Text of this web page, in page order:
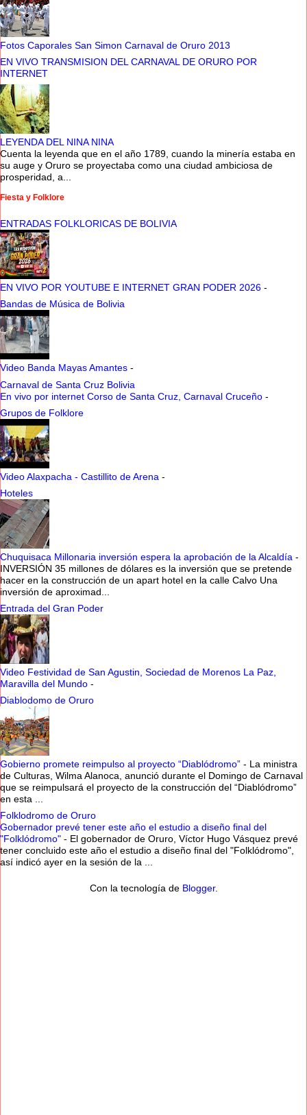
Fotos Caporales San Simon Carnaval de Oruro 2013
EN VIVO TRANSMISION DEL CARNAVAL DE ORURO POR
INTERNET
LEYENDA DEL NINA NINA
Cuenta la leyenda que en el año 1789, cuando la minería estaba en
su auge y Oruro se proyectaba como una ciudad ambiciosa de
prosperidad, a...
Fiesta y Folklore
ENTRADAS FOLKLORICAS DE BOLIVIA
EN VIVO POR YOUTUBE E INTERNET GRAN PODER 2026 -
Bandas de Música de Bolivia
Video Banda Mayas Amantes -
Carnaval de Santa Cruz Bolivia
En vivo por internet Corso de Santa Cruz, Carnaval Cruceño -
Grupos de Folklore
Video Alaxpacha - Castillito de Arena -
Hoteles
Chuquisaca Millonaria inversión espera la aprobación de la Alcaldía -
INVERSIÓN 35 millones de dólares es la inversión que se pretende
hacer en la construcción de un apart hotel en la calle Calvo Una
inversión de aproximad...
Entrada del Gran Poder
Video Festividad de San Agustin, Sociedad de Morenos La Paz,
Maravilla del Mundo -
Diablodomo de Oruro
Gobierno promete reimpulso al proyecto “Diablódromo” - La ministra
de Culturas, Wilma Alanoca, anunció durante el Domingo de Carnaval
que se reimpulsará el proyecto de la construcción del “Diablódromo”
en esta ...
Folklodromo de Oruro
Gobernador prevé tener este año el estudio a diseño final del
"Folklódromo" - El gobernador de Oruro, Víctor Hugo Vásquez prevé
tener concluido este año el estudio a diseño final del "Folklódromo",
así indicó ayer en la sesión de la ...
Con la tecnología de Blogger.